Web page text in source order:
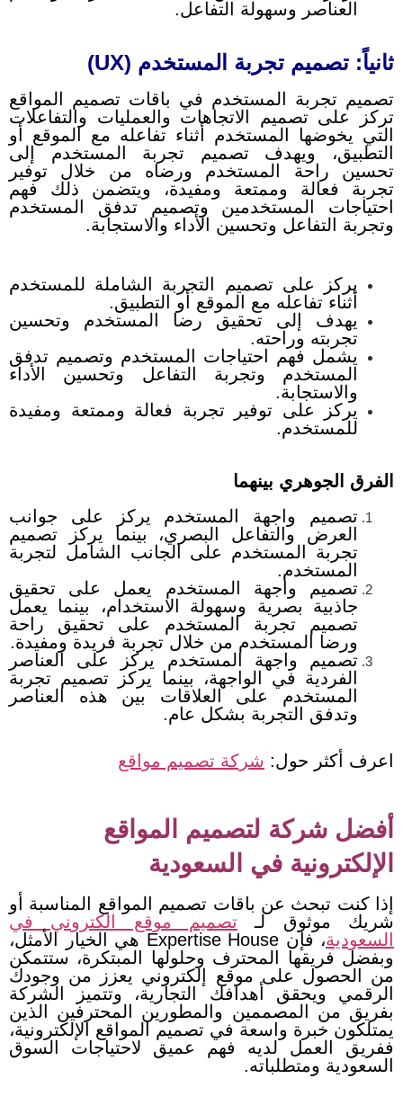
العناصر وسهولة التفاعل.
ثانياً: تصميم تجربة المستخدم (UX)
تصميم تجربة المستخدم في باقات تصميم المواقع
تركز على تصميم الاتجاهات والعمليات والتفاعلات
التي يخوضها المستخدم أثناء تفاعله مع الموقع أو
التطبيق، ويهدف تصميم تجربة المستخدم إلى
تحسين راحة المستخدم ورضاه من خلال توفير
تجربة فعالة وممتعة ومفيدة، ويتضمن ذلك فهم
احتياجات المستخدمين وتصميم تدفق المستخدم
وتجربة التفاعل وتحسين الأداء والاستجابة.
يركز على تصميم التجربة الشاملة للمستخدم
أثناء تفاعله مع الموقع أو التطبيق.
يهدف إلى تحقيق رضا المستخدم وتحسين
تجربته وراحته.
يشمل فهم احتياجات المستخدم وتصميم تدفق
المستخدم وتجربة التفاعل وتحسين الأداء
والاستجابة.
يركز على توفير تجربة فعالة وممتعة ومفيدة
للمستخدم.
الفرق الجوهري بينهما
تصميم واجهة المستخدم يركز على جوانب
العرض والتفاعل البصري، بينما يركز تصميم
تجربة المستخدم على الجانب الشامل لتجربة
المستخدم.
تصميم واجهة المستخدم يعمل على تحقيق
جاذبية بصرية وسهولة الاستخدام، بينما يعمل
تصميم تجربة المستخدم على تحقيق راحة
ورضا المستخدم من خلال تجربة فريدة ومفيدة.
تصميم واجهة المستخدم يركز على العناصر
الفردية في الواجهة، بينما يركز تصميم تجربة
المستخدم على العلاقات بين هذه العناصر
وتدفق التجربة بشكل عام.
اعرف أكثر حول: شركة تصميم مواقع
أفضل شركة لتصميم المواقع
الإلكترونية في السعودية
إذا كنت تبحث عن باقات تصميم المواقع المناسبة أو
شريك موثوق لـ تصميم موقع الكتروني في
السعودية
، فإن Expertise House هي الخيار الأمثل،
وبفضل فريقها المحترف وحلولها المبتكرة، ستتمكن
من الحصول على موقع إلكتروني يعزز من وجودك
الرقمي ويحقق أهدافك التجارية، وتتميز الشركة
بفريق من المصممين والمطورين المحترفين الذين
يمتلكون خبرة واسعة في تصميم المواقع الإلكترونية،
ففريق العمل لديه فهم عميق لاحتياجات السوق
السعودية ومتطلباته.